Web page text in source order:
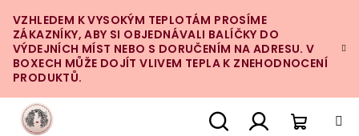
na
obsah
VZHLEDEM K VYSOKÝM TEPLOTÁM PROSÍME
ZÁKAZNÍKY, ABY SI OBJEDNÁVALI BALÍČKY DO
VÝDEJNÍCH MÍST NEBO S DORUČENÍM NA ADRESU. V
BOXECH MŮŽE DOJÍT VLIVEM TEPLA K ZNEHODNOCENÍ
PRODUKTŮ.